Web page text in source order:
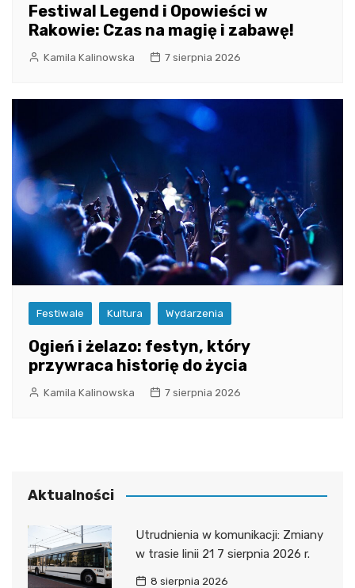
Festiwal Legend i Opowieści w
Rakowie: Czas na magię i zabawę!
Kamila Kalinowska 7 sierpnia 2026
Festiwale Kultura Wydarzenia
Ogień i żelazo: festyn, który
przywraca historię do życia
Kamila Kalinowska 7 sierpnia 2026
Aktualności
Utrudnienia w komunikacji: Zmiany
w trasie linii 21 7 sierpnia 2026 r.
8 sierpnia 2026